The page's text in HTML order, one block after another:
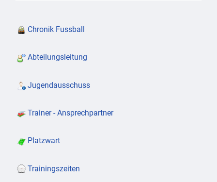
Chronik Fussball
Abteilungsleitung
Jugendausschuss
Trainer - Ansprechpartner
Platzwart
Trainingszeiten